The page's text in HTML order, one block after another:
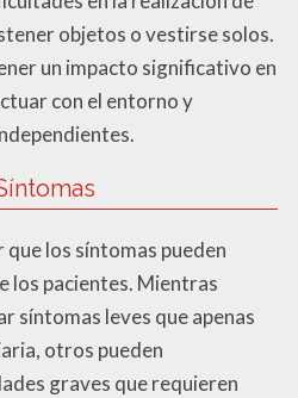
objetos o vestirse solos.
un impacto significativo en
con el entorno y
los síntomas pueden
los pacientes. Mientras
síntomas leves que apenas
otros pueden
graves que requieren